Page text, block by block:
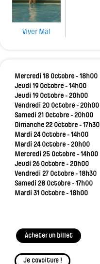
Viver Mal
Mercredi 18 Octobre - 18h00
Jeudi 19 Octobre - 14h00
Jeudi 19 Octobre - 20h00
Vendredi 20 Octobre - 20h00
Samedi 21 Octobre - 20h00
Dimanche 22 Octobre - 17h30
Mardi 24 Octobre - 14h00
Mardi 24 Octobre - 20h00
Mercredi 25 Octobre - 14h00
Jeudi 26 Octobre - 20h00
Vendredi 27 Octobre - 18h30
Samedi 28 Octobre - 17h00
Mardi 31 Octobre - 18h00
Acheter un billet
Je covoiture !